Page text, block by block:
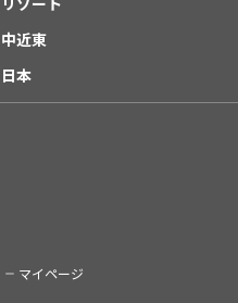
中近東
日本
マイページ